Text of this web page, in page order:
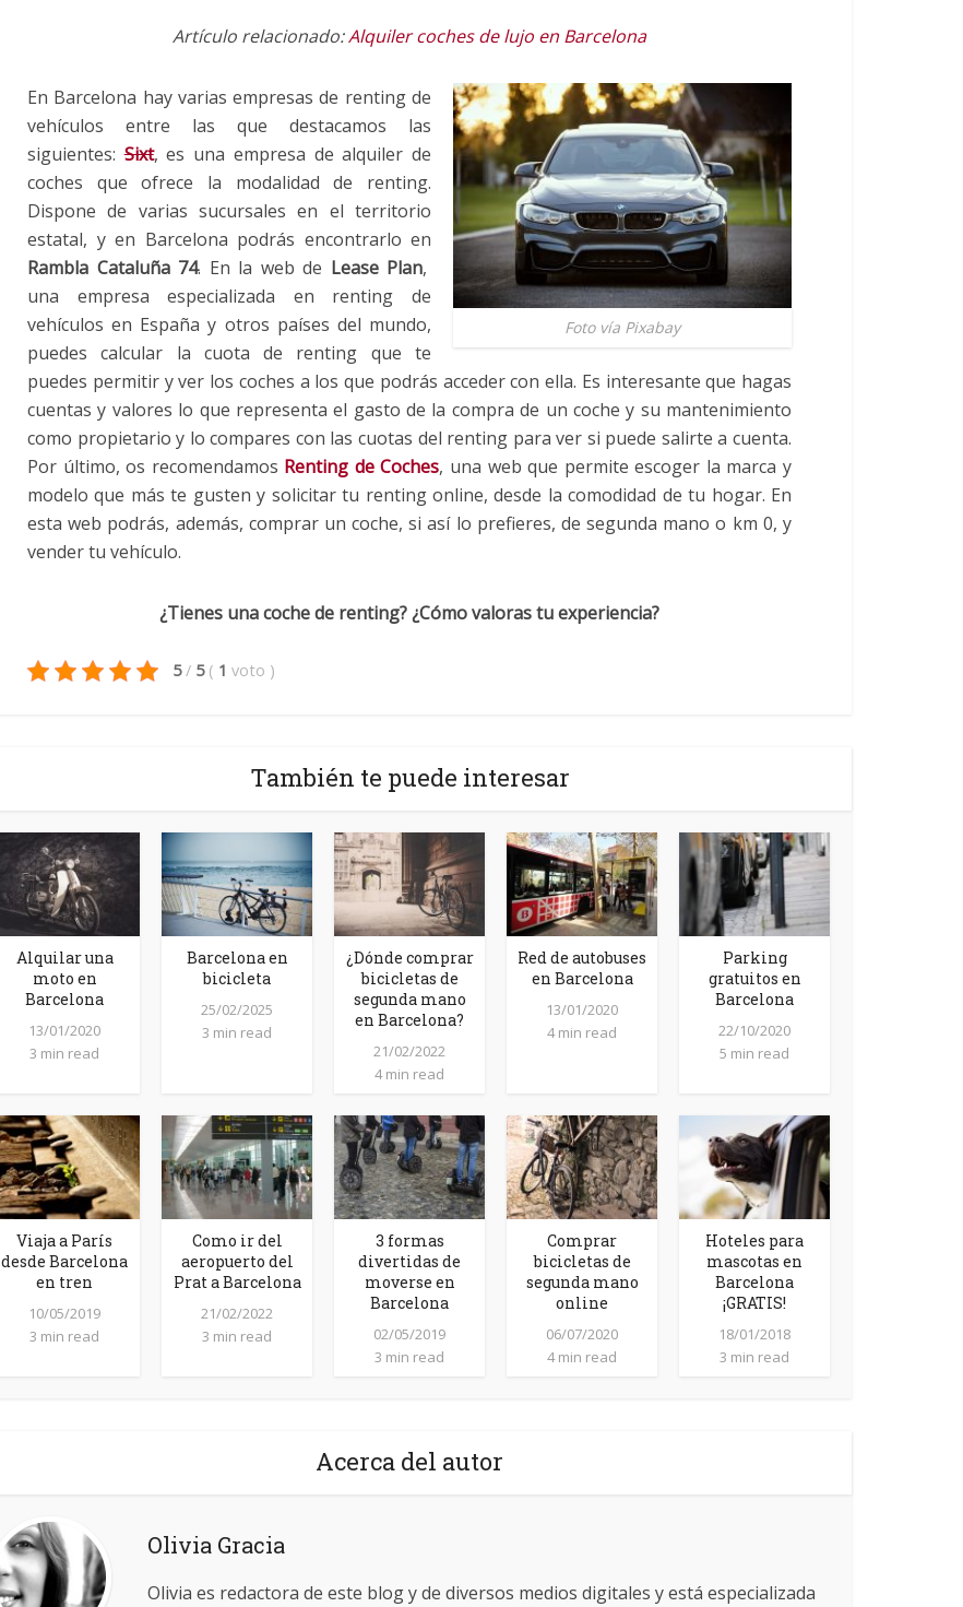
Artículo relacionado:Alquiler coches de lujo en Barcelona
Foto vía Pixabay
En Barcelona hay varias empresas de renting de
vehículos entre las que destacamos las
siguientes:Sixt, es una empresa de alquiler de
coches que ofrece la modalidad de renting.
Dispone de varias sucursales en el territorio
estatal, y en Barcelona podrás encontrarlo en
Rambla Cataluña 74. En la web de Lease Plan,
una empresa especializada en renting de
vehículos en España y otros países del mundo,
puedes calcular la cuota de renting que te
puedes permitir y ver los coches a los que podrás acceder con ella. Es interesante que hagas
cuentas y valores lo que representa el gasto de la compra de un coche y su mantenimiento
como propietario y lo compares con las cuotas del renting para ver si puede salirte a cuenta.
Por último, os recomendamos Renting de Coches, una web que permite escoger la marca y
modelo que más te gusten y solicitar tu renting online, desde la comodidad de tu hogar. En
esta web podrás, además, comprar un coche, si así lo prefieres, de segunda mano o km 0, y
vender tu vehículo.
¿Tienes una coche de renting? ¿Cómo valoras tu experiencia?
5 / 5 ( 1 voto )
También te puede interesar
Alquilar una
moto en
Barcelona
13/01/2020
3 min read
Barcelona en
bicicleta
25/02/2025
3 min read
¿Dónde comprar
bicicletas de
segunda mano
en Barcelona?
21/02/2022
4 min read
Red de autobuses
en Barcelona
13/01/2020
4 min read
Parking
gratuitos en
Barcelona
22/10/2020
5 min read
Viaja a París
desde Barcelona
en tren
10/05/2019
3 min read
Como ir del
aeropuerto del
Prat a Barcelona
21/02/2022
3 min read
3 formas
divertidas de
moverse en
Barcelona
02/05/2019
3 min read
Comprar
bicicletas de
segunda mano
online
06/07/2020
4 min read
Hoteles para
mascotas en
Barcelona
¡GRATIS!
18/01/2018
3 min read
Acerca del autor
Olivia Gracia
Olivia es redactora de este blog y de diversos medios digitales y está especializada